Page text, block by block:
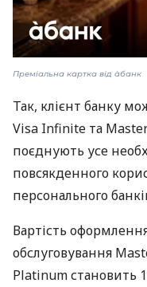
Преміальна картка від àбанк
Так, клієнт банку
Visa Infinite та
поєднують усе
повсякденного
персонального
Вартість
обслуговування
Platinum становить